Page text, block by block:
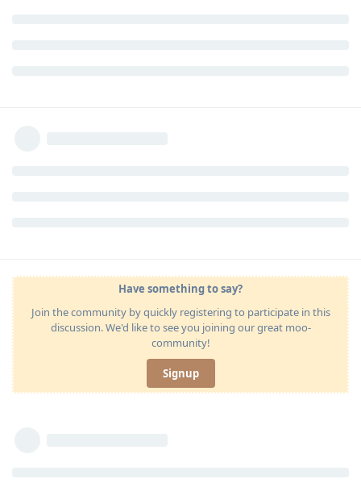
Have something to say?
Join the community by quickly registering to participate in this
discussion. We'd like to see you joining our great moo-
community!
Signup